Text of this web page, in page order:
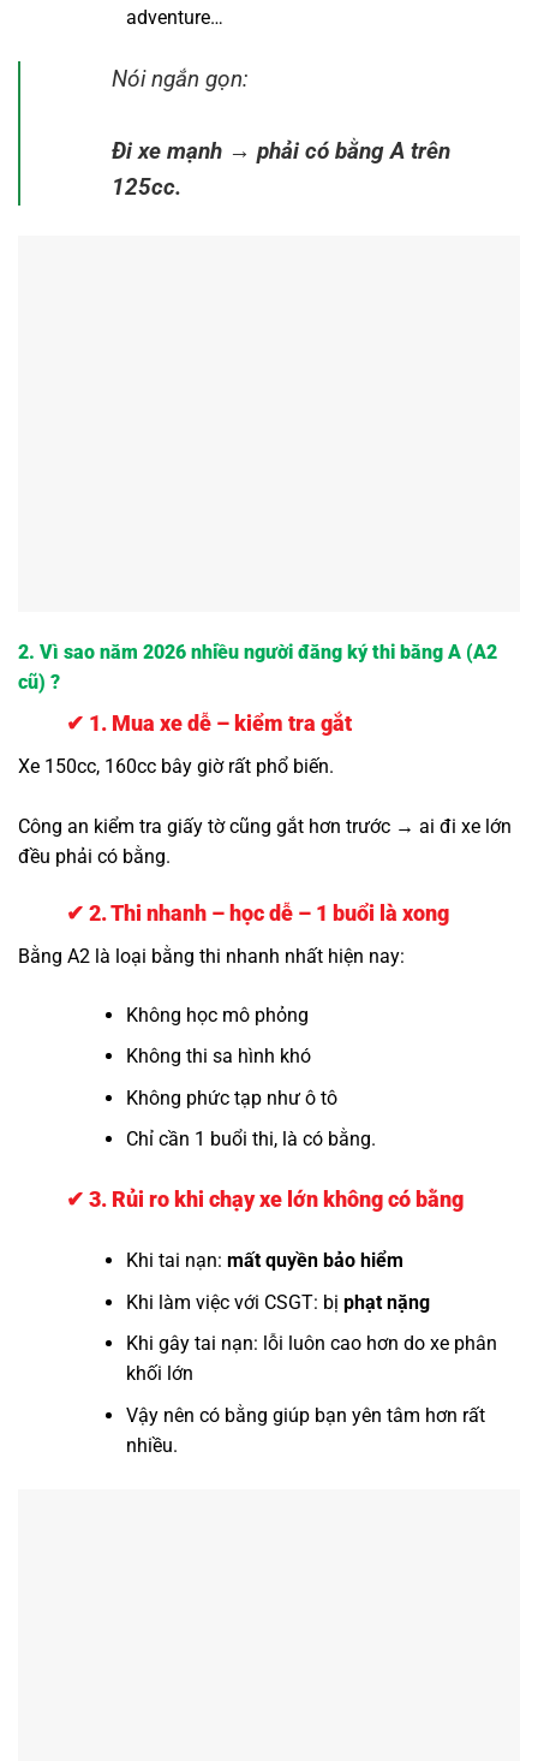
adventure…
Nói ngắn gọn:
Đi xe mạnh → phải có bằng A trên
125cc.
2. Vì sao năm 2026 nhiều người đăng ký thi bằng A (A2
cũ) ?
✔ 1. Mua xe dễ – kiểm tra gắt
Xe 150cc, 160cc bây giờ rất phổ biến.
Công an kiểm tra giấy tờ cũng gắt hơn trước → ai đi xe lớn
đều phải có bằng.
✔ 2. Thi nhanh – học dễ – 1 buổi là xong
Bằng A2 là loại bằng thi nhanh nhất hiện nay:
Không học mô phỏng
Không thi sa hình khó
Không phức tạp như ô tô
Chỉ cần 1 buổi thi, là có bằng.
✔ 3. Rủi ro khi chạy xe lớn không có bằng
Khi tai nạn: mất quyền bảo hiểm
Khi làm việc với CSGT: bị phạt nặng
Khi gây tai nạn: lỗi luôn cao hơn do xe phân
khối lớn
Vậy nên có bằng giúp bạn yên tâm hơn rất
nhiều.